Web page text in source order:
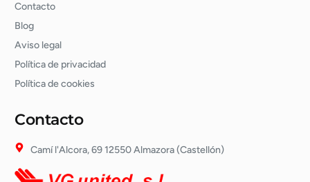
Contacto
Blog
Aviso legal
Política de privacidad
Política de cookies
Contacto
Camí l'Alcora, 69 12550 Almazora (Castellón)